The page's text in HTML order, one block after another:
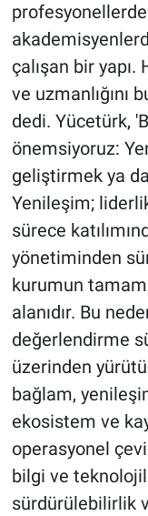
çalışan bir
ve uzmanlığını
dedi. Yücetürk,
önemsiyoruz:
geliştirmek ya
Yenileşim;
sürece
yönetiminden
kurumun
alanıdır. Bu
değerlendirme
üzerinden
bağlam,
ekosistem ve
operasyonel
bilgi ve
sürdürülebilirlik